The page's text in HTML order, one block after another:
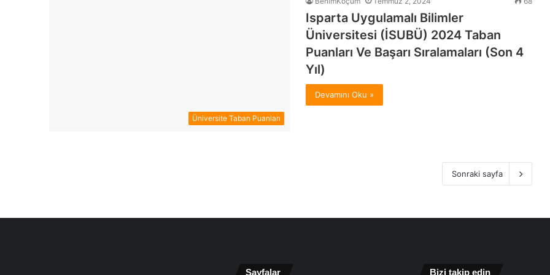
Üniversite Taban Puanları
Isparta Uygulamalı Bilimler
Üniversitesi (İSUBÜ) 2024 Taban
Puanları Ve Başarı Sıralamaları (Son 4
Yıl)
Devamını Oku »
Sonraki sayfa
Sayfalar Bizi takip edin